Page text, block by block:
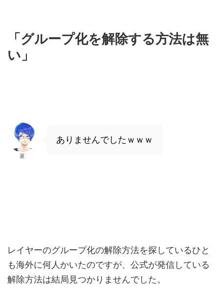
「グループ化を解除する方法は無
い」
夏
ありませんでしたｗｗｗ
レイヤーのグループ化の解除方法を探しているひと
も海外に何人かいたのですが、公式が発信している
解除方法は結局見つかりませんでした。